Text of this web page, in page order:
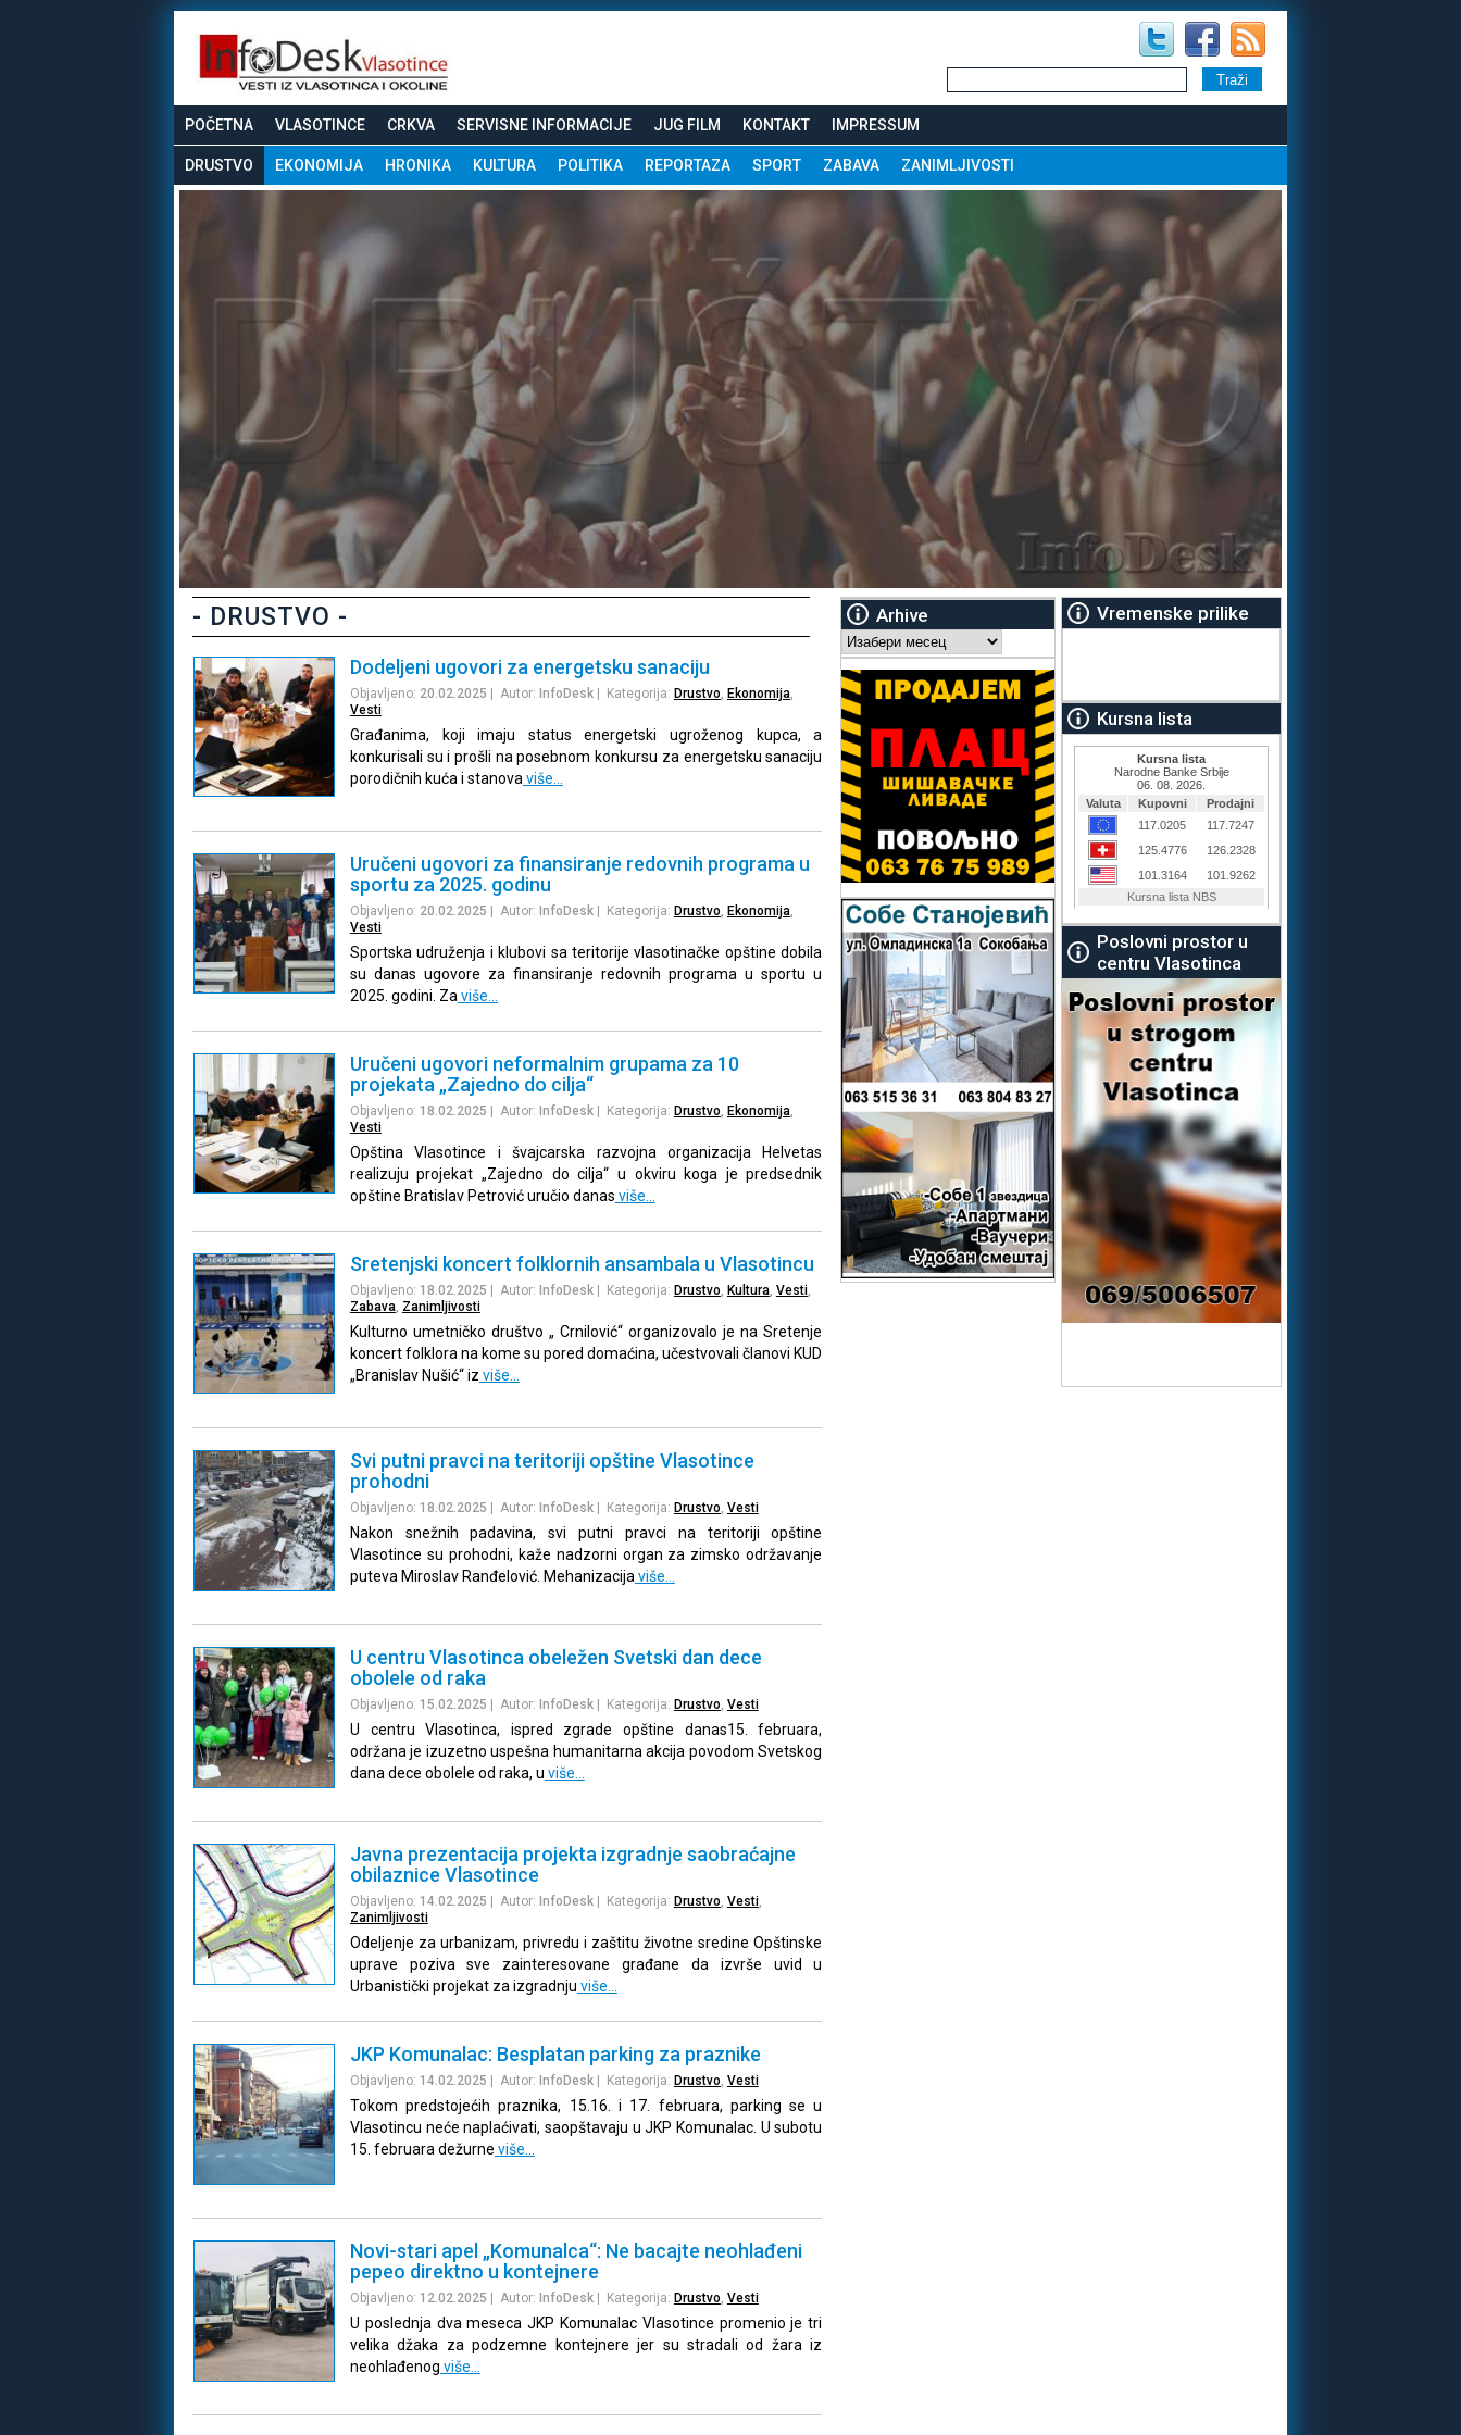
POČETNA VLASOTINCE CRKVA SERVISNE INFORMACIJE JUG FILM KONTAKT IMPRESSUM
DRUSTVO EKONOMIJA HRONIKA KULTURA POLITIKA REPORTAZA SPORT ZABAVA ZANIMLJIVOSTI
- DRUSTVO -
Dodeljeni ugovori za energetsku sanaciju
Objavljeno: 20.02.2025 | Autor: InfoDesk| Kategorija: Drustvo Ekonomija,
Vesti
Građanima, koji imaju status energetski ugroženog kupca, a
konkurisali su i prošli na posebnom konkursu za energetsku sanaciju
porodičnih kuća i stanova više…
Uručeni ugovori za finansiranje redovnih programa u
sportu za 2025. godinu
Objavljeno: 20.02.2025 | Autor: InfoDesk| Kategorija: Drustvo Ekonomija,
Vesti
Sportska udruženja i klubovi sa teritorije vlasotinačke opštine dobila
su danas ugovore za finansiranje redovnih programa u sportu u
2025. godini. Za više…
Uručeni ugovori neformalnim grupama za 10
projekata „Zajedno do cilja“
Objavljeno: 18.02.2025 | Autor: InfoDesk| Kategorija: Drustvo Ekonomija,
Vesti
Opština Vlasotince i švajcarska razvojna organizacija Helvetas
realizuju projekat „Zajedno do cilja“ u okviru koga je predsednik
opštine Bratislav Petrović uručio danas više…
Sretenjski koncert folklornih ansambala u Vlasotincu
Objavljeno: 18.02.2025 | Autor: InfoDesk| Kategorija: Drustvo Kultura, Vesti,
Zabava, Zanimljivosti
Kulturno umetničko društvo „ Crnilović“ organizovalo je na Sretenje
koncert folklora na kome su pored domaćina, učestvovali članovi KUD
„Branislav Nušić“ iz više…
Svi putni pravci na teritoriji opštine Vlasotince
prohodni
Objavljeno: 18.02.2025 | Autor: InfoDesk| Kategorija: Drustvo, Vesti
Nakon snežnih padavina, svi putni pravci na teritoriji opštine
Vlasotince su prohodni, kaže nadzorni organ za zimsko održavanje
puteva Miroslav Ranđelović. Mehanizacija više…
U centru Vlasotinca obeležen Svetski dan dece
obolele od raka
Objavljeno: 15.02.2025 | Autor: InfoDesk| Kategorija: Drustvo, Vesti
U centru Vlasotinca, ispred zgrade opštine danas15. februara,
održana je izuzetno uspešna humanitarna akcija povodom Svetskog
dana dece obolele od raka, u više…
Javna prezentacija projekta izgradnje saobraćajne
obilaznice Vlasotince
Objavljeno: 14.02.2025 | Autor: InfoDesk| Kategorija: Drustvo, Vesti,
Zanimljivosti
Odeljenje za urbanizam, privredu i zaštitu životne sredine Opštinske
uprave poziva sve zainteresovane građane da izvrše uvid u
Urbanistički projekat za izgradnju više…
JKP Komunalac: Besplatan parking za praznike
Objavljeno: 14.02.2025 | Autor: InfoDesk| Kategorija: Drustvo, Vesti
Tokom predstojećih praznika, 15.16. i 17. februara, parking se u
Vlasotincu neće naplaćivati, saopštavaju u JKP Komunalac. U subotu
15. februara dežurne više…
Novi-stari apel „Komunalca“: Ne bacajte neohlađeni
pepeo direktno u kontejnere
Objavljeno: 12.02.2025 | Autor: InfoDesk| Kategorija: Drustvo, Vesti
U poslednja dva meseca JKP Komunalac Vlasotince promenio je tri
velika džaka za podzemne kontejnere jer su stradali od žara iz
neohlađenog više…
Arhive
Arhive
Vremenske prilike
Kursna lista
Poslovni prostor u
centru Vlasotinca